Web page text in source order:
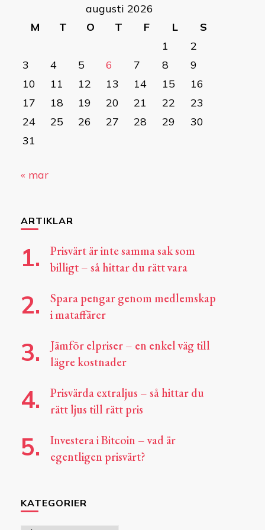
augusti 2026
M
T O T F L
S
1
2
3
4 5 6 7 8
9
10
11 12 13 14 15
16
17
18 19 20 21 22
23
24
25 26 27 28 29
30
31
« mar
ARTIKLAR
Prisvärt är inte samma sak som
billigt – så hittar du rätt vara
Spara pengar genom medlemskap
i mataffärer
Jämför elpriser – en enkel väg till
lägre kostnader
Prisvärda extraljus – så hittar du
rätt ljus till rätt pris
Investera i Bitcoin – vad är
egentligen prisvärt?
KATEGORIER